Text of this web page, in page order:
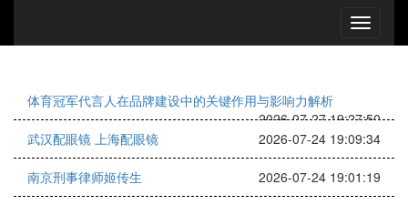
体育冠军代言人在品牌建设中的关键作用与影响力解析
2026-07-27 19:27:50
武汉配眼镜 上海配眼镜
2026-07-24 19:09:34
南京刑事律师姬传生 2026-07-24 19:01:19